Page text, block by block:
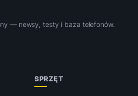
— newsy, testy i baza telefonów.
SPRZĘT